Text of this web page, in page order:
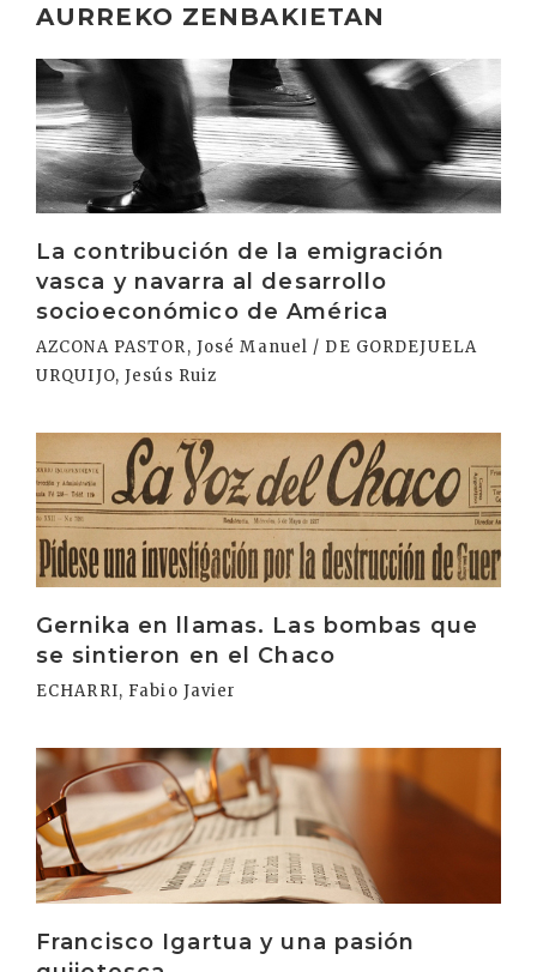
AURREKO ZENBAKIETAN
La contribución de la emigración
vasca y navarra al desarrollo
socioeconómico de América
AZCONA PASTOR, José Manuel / DE GORDEJUELA
URQUIJO, Jesús Ruiz
Irakurri
Gernika en llamas. Las bombas que
se sintieron en el Chaco
ECHARRI, Fabio Javier
Irakurri
Francisco Igartua y una pasión
Irakurri